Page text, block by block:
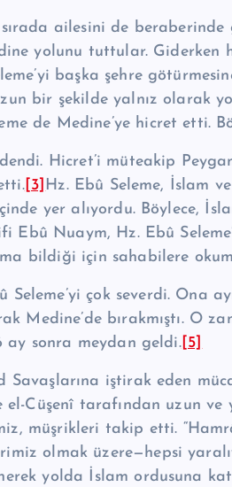
ailesini de
yolunu tuttular. Giderken
başka şehre
bir şekilde yalnız olarak
de Medine’ye hicret etti.
Hicret’i müteakip
[3] Hz. Ebû Seleme, İslam
yer alıyordu. Böylece,
Ebû Nuaym, Hz. Ebû
bildiği için sahabilere
çok severdi. Ona
Medine’de bı­rakmıştı. O
ay sonra meydan geldi.[5]
Savaşlarına iştirak eden
el-Cüşenî tarafından uzun
müşrikleri takip etti.
olmak üzere—hepsi
yolda İslam ordusuna